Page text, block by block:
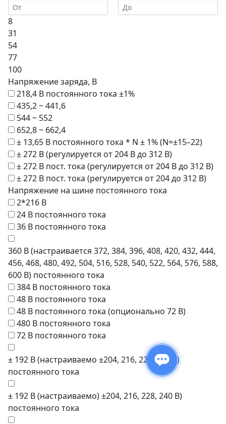
8
31
54
77
100
Напряжение заряда, В
218,4 В постоянного тока ±1%
435,2 ~ 441,6
544 ~ 552
652,8 ~ 662,4
± 13,65 В постоянного тока * N ± 1% (N=±15–22)
± 272 В (регулируется от 204 В до 312 В)
± 272 В пост. тока (регулируется от 204 В до 312 В)
± 272 В пост. тока (регулируется от 204 до 312 В)
Напряжение на шине постоянного тока
2*216 В
24 В постоянного тока
36 В постоянного тока
360 В (настраивается 372, 384, 396, 408, 420, 432, 444,
456, 468, 480, 492, 504, 516, 528, 540, 522, 564, 576, 588,
600 В) постоянного тока
384 В постоянного тока
48 В постоянного тока
48 В постоянного тока (опционально 72 В)
480 В постоянного тока
72 В постоянного тока
± 192 В (настраиваемо ±204, 216, 228, 240 В)
постоянного тока
± 192 В (настраиваемо) ±204, 216, 228, 240 В)
постоянного тока